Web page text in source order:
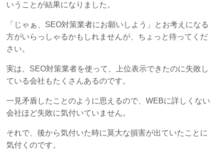
いうことが結果になりました。
「じゃぁ、SEO対策業者にお願いしよう」とお考えになる
方がいらっしゃるかもしれませんが、ちょっと待ってくだ
さい。
実は、SEO対策業者を使って、上位表示できたのに失敗し
ている会社もたくさんあるのです。
一見矛盾したことのように思えるので、WEBに詳しくない
会社ほど失敗に気付いていません。
それで、後から気付いた時に莫大な損害が出ていたことに
気付くのです。